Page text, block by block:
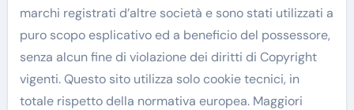
marchi registrati d’altre società e sono stati utilizzati a
puro scopo esplicativo ed a beneficio del possessore,
senza alcun fine di violazione dei diritti di Copyright
vigenti. Questo sito utilizza solo cookie tecnici, in
totale rispetto della normativa europea. Maggiori